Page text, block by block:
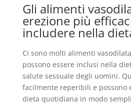
Gli alimenti
erezione più
includere nella
Ci sono molti alimenti
possono essere inclusi nella
salute sessuale degli uomini.
facilmente reperibili e possono
dieta quotidiana in modo